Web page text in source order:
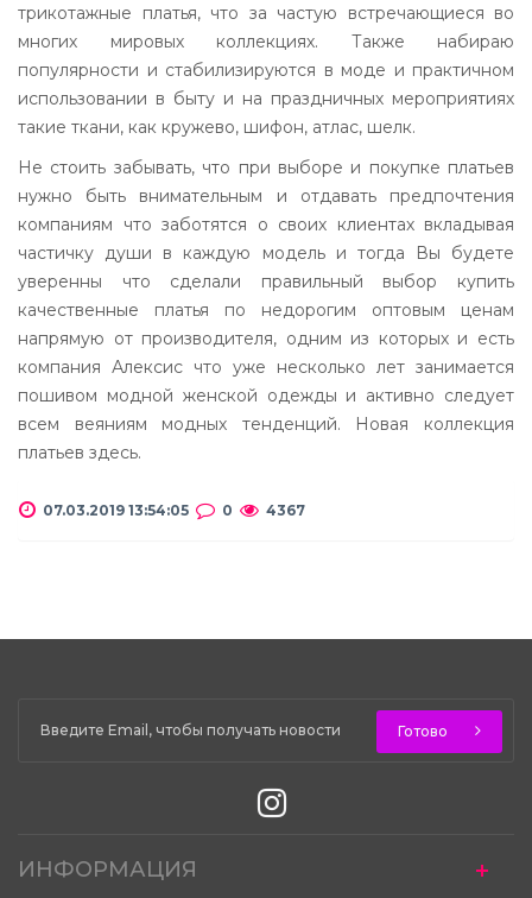
трикотажные платья, что за частую встречающиеся во
многих мировых коллекциях. Также набираю
популярности и стабилизируются в моде и практичном
использовании в быту и на праздничных мероприятиях
такие ткани, как кружево, шифон, атлас, шелк.
Не стоить забывать, что при выборе и покупке платьев
нужно быть внимательным и отдавать предпочтения
компаниям что заботятся о своих клиентах вкладывая
частичку души в каждую модель и тогда Вы будете
уверенны что сделали правильный выбор купить
качественные платья по недорогим оптовым ценам
напрямую от производителя, одним из которых и есть
компания Алексис что уже несколько лет занимается
пошивом модной женской одежды и активно следует
всем веяниям модных тенденций. Новая коллекция
платьев здесь.
07.03.2019 13:54:05 0 4367
Готово
ИНФОРМАЦИЯ